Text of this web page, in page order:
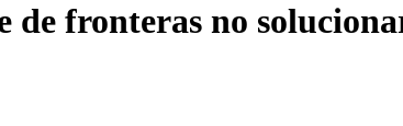
de fronteras no